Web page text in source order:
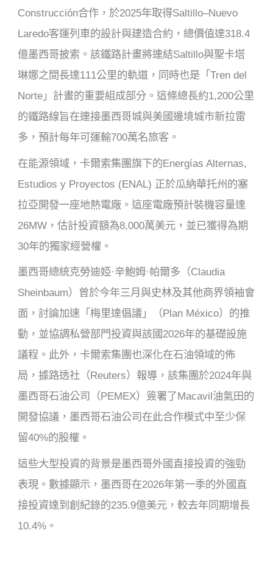
Construcción合作，於2025年取得Saltillo–Nuevo
Laredo客運列車的設計與建造合約，總價值達318.4
億墨西哥披索。該鐵路計畫將連結Saltillo與聖卡塔
琳娜之間長達111公里的軌道，同時也是「Tren del
Norte」計畫的重要組成部分。這條總長約1,200公里
的鐵路線旨在連接墨西哥城與美國邊境城市新拉雷
多，預計每年可運輸700萬名旅客。
在能源領域，卡爾索集團旗下的Energías Alternas,
Estudios y Proyectos (ENAL) 正於瓜納華托州的塞
拉亞開發一座地熱電廠。這座電廠預計裝機容量達
26MW，估計投資額為8,000萬美元，並已獲得為期
30年的獨家經營權。
墨西哥總統克勞迪婭·辛鮑姆·帕爾多（Claudia
Sheinbaum）曾於今年三月與史林及其他商界領袖會
面，討論加速「梅里達倡議」（Plan México）的推
動，並協調私營部門投資與該國2026年的基礎設施
議程。此外，卡爾索集團也深化在石油領域的佈
局，據路透社（Reuters）報導，該集團於2024年與
墨西哥石油公司（PEMEX）簽署了Macavil油氣田的
開發協議，墨西哥石油公司在此合作模式中至少保
留40%的股權。
這些大型投資的背景是墨西哥外國直接投資的強勁
表現。數據顯示，墨西哥在2026年第一季的外國直
接投資達到創紀錄的235.9億美元，較去年同期增長
10.4%。